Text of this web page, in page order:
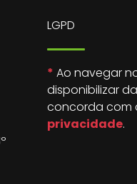
LGPD
* Ao navegar
disponibilizar
concorda com
privacidade.